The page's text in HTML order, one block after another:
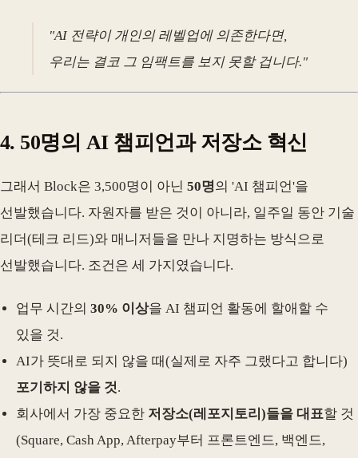
"AI 전략이 개인의 레벨업에 의존한다면,
우리는 결코 그 임팩트를 보지 못할 겁니다."
4. 50명의 AI 챔피언과 저장소 혁신
그래서 Block은 3,500명이 아닌 50명의 'AI 챔피언'을
선발했습니다. 자원자를 받은 것이 아니라, 일주일 동안 기술
리더(테크 리드)와 매니저들을 만나 지명하는 방식으로
선발했습니다. 조건은 세 가지였습니다.
업무 시간의 30% 이상을 AI 챔피언 활동에 할애할 수
있을 것.
AI가 뜻대로 되지 않을 때(실제로 자주 그랬다고 합니다)
포기하지 않을 것.
회사에서 가장 중요한 저장소(레포지토리)들을 대표할 것
(Square, Cash App, Afterpay부터 프론트엔드, 백엔드,